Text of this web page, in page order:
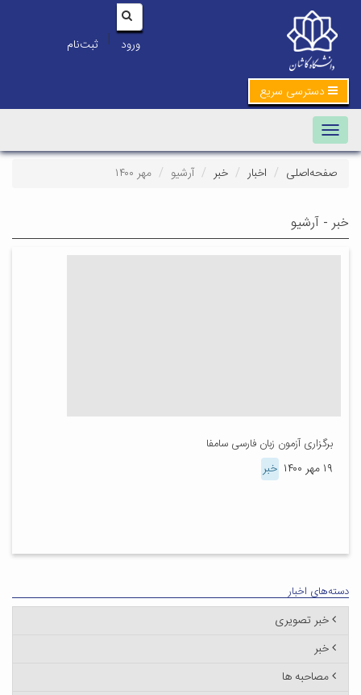
ورود | ثبت‌نام
دسترسی سریع
Toggle navigation
صفحه‌اصلی اخبار خبر آرشیو مهر ۱۴۰۰
خبر - آرشیو
برگزاری آزمون زبان فارسی سامفا
۱۹ مهر ۱۴۰۰ خبر
دسته‌های اخبار
خبر تصویری
خبر
مصاحبه ها